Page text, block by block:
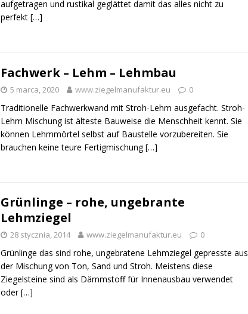
aufgetragen und rustikal geglättet damit das alles nicht zu
perfekt […]
Fachwerk – Lehm – Lehmbau
5 marca, 2020 www.ziegelmanufaktur.eu 0
Traditionelle Fachwerkwand mit Stroh-Lehm ausgefacht. Stroh-
Lehm Mischung ist älteste Bauweise die Menschheit kennt. Sie
können Lehmmörtel selbst auf Baustelle vorzubereiten. Sie
brauchen keine teure Fertigmischung[…]
Grünlinge – rohe, ungebrante
Lehmziegel
28 stycznia, 2014 www.ziegelmanufaktur.eu 0
Grünlinge das sind rohe, ungebratene Lehmziegel gepresste aus
der Mischung von Ton, Sand und Stroh. Meistens diese
Ziegelsteine sind als Dämmstoff für Innenausbau verwendet
oder[…]